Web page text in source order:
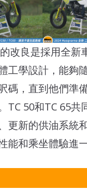
改良是採用全新
工學設計，能夠
碼，直到他們準
TC 50和TC 65共
更新的供油系統
能和乘坐體驗進